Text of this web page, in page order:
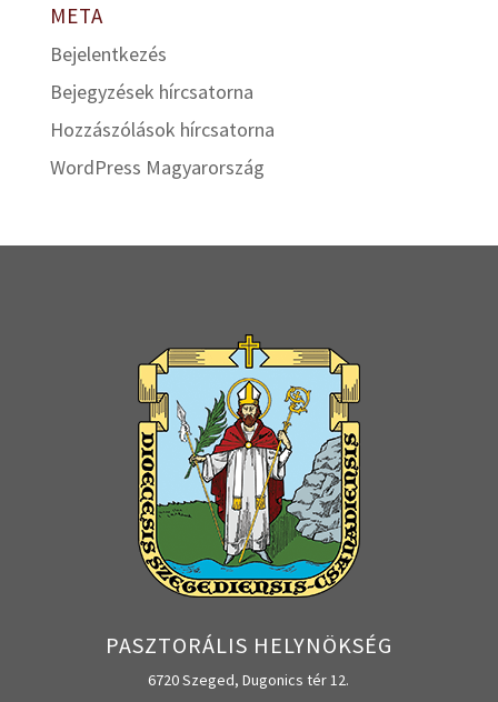
META
Bejelentkezés
Bejegyzések hírcsatorna
Hozzászólások hírcsatorna
WordPress Magyarország
PASZTORÁLIS HELYNÖKSÉG
6720 Szeged, Dugonics tér 12.